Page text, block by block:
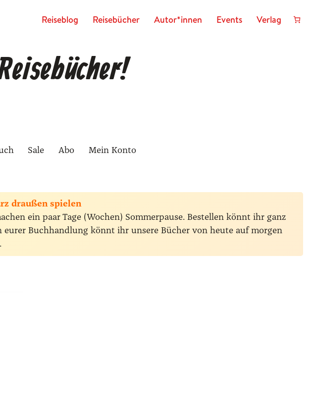
Rei­se­blog Reisebücher Autor*innen Events Verlag
Sale Abo Mein Konto
draußen spielen
ein paar Tage (Wochen) Sommerpause. Bestellen könnt ihr ganz
eurer Buchhandlung könnt ihr unsere Bücher von heute auf morgen